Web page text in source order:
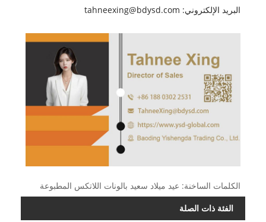
البريد الإلكتروني: tahneexing@bdysd.com
الكلمات الساخنة: عيد ميلاد سعيد بالونات اللاتكس المطبوعة
الفئة ذات الصلة